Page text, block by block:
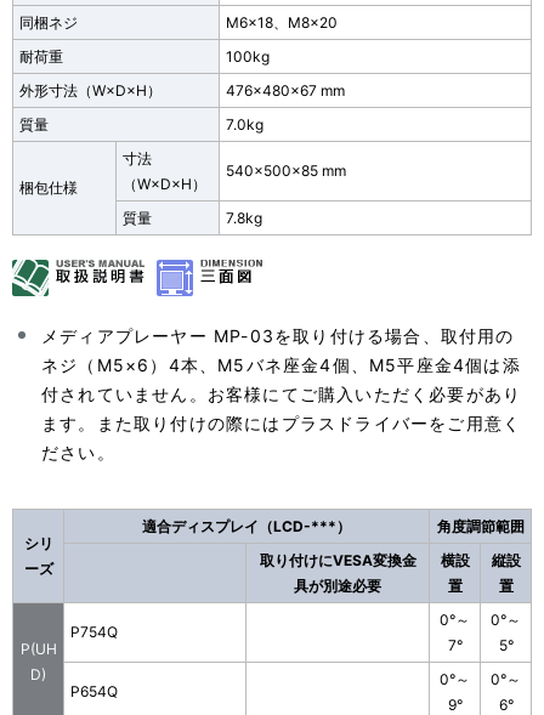
同梱ネジ
M6×18、M8×20
耐荷重
100kg
外形寸法 （W×D×H）
476×480×67 mm
質量
7.0kg
梱包仕様
寸法
（W×D×H）
540×500×85 mm
質量 7.8kg
メディアプレーヤー MP-03を取り付ける場合、取付用の
ネジ（M5×6）4本、M5バネ座金4個、M5平座金4個は添
付されていません。お客様にてご購入いただく必要があり
ます。また取り付けの際にはプラスドライバーをご用意く
ださい。
シリ
ーズ
適合ディスプレイ（LCD-***）
角度調節範囲
取り付けにVESA変換金
具が別途必要
横設
置
縦設
置
P(UH
D)
P754Q
0°～
7°
0°～
5°
P654Q
0°～
9°
0°～
6°